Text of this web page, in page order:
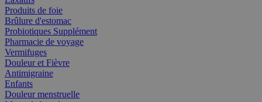
Produits de foie
Brûlure d'estomac
Probiotiques Supplément
Pharmacie de voyage
Vermifuges
Douleur et Fièvre
Antimigraine
Enfants
Douleur menstruelle